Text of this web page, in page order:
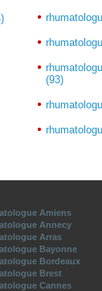
(93)
Amiens
Annecy
Arras
Bayonne
Bordeaux
Brest
Cannes